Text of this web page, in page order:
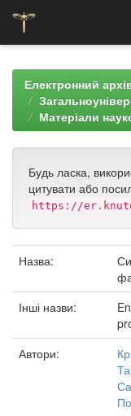
navigationЕлектронний
Матеріали
Будь ласка,
цитувати або
https://
Назва:
Інші назви:
Автори: